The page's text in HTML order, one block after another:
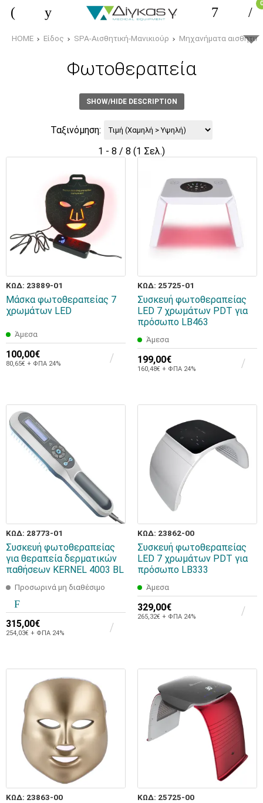
0
HOME Είδος SPA-Αισθητική-Μανικιούρ Μηχανήματα
Φωτοθεραπεία
SHOW/HIDE DESCRIPTION
Ταξινόμηση:
1 - 8 / 8 (1 Σελ.)
ΚΩΔ: 23889-01
Μάσκα φωτοθεραπείας 7
χρωμάτων LED
Άμεσα
100,00€
80,65€ + ΦΠΑ 24%
ΚΩΔ: 25725-01
Συσκευή φωτοθεραπείας
LED 7 χρωμάτων PDT για
πρόσωπο LB463
Άμεσα
199,00€
160,48€ + ΦΠΑ 24%
ΚΩΔ: 28773-01
Συσκευή φωτοθεραπείας
για θεραπεία δερματικών
παθήσεων KERNEL 4003 BL
Προσωρινά μη διαθέσιμο
315,00€
254,03€ + ΦΠΑ 24%
ΚΩΔ: 23862-00
Συσκευή φωτοθεραπείας
LED 7 χρωμάτων PDT για
πρόσωπο LB333
Άμεσα
329,00€
265,32€ + ΦΠΑ 24%
ΚΩΔ: 23863-00 ΚΩΔ: 25725-00